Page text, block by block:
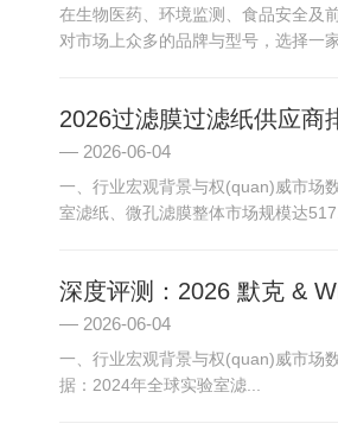
在生物医药、环境监测、食品安全及
对市场上众多的品牌与型号，选择一
2026过滤膜过滤纸供应商
2026-06-04
一、行业宏观背景与权(quan)威市场
室滤纸、微孔滤膜整体市场规模达
深度评测：2026 默克 &
2026-06-04
一、行业宏观背景与权(quan)威市场
据：2024年全球实验室滤...